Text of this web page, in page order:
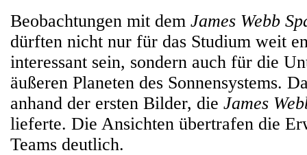
Beobachtungen mit dem James Webb
dürften nicht nur für das Studium weit
interessant sein, sondern auch für die
äußeren Planeten des Sonnensystems.
anhand der ersten Bilder, die James
lieferte. Die Ansichten übertrafen die
Teams deutlich.